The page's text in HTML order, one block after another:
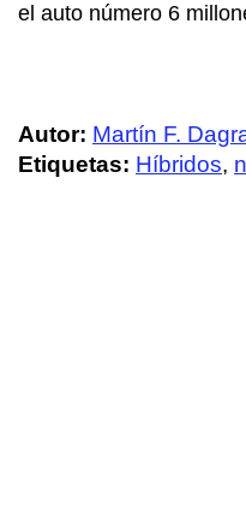
el auto número 6
Autor: Martín F.
Etiquetas: Híbridos,